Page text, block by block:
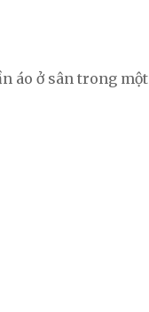
áo ở sân trong